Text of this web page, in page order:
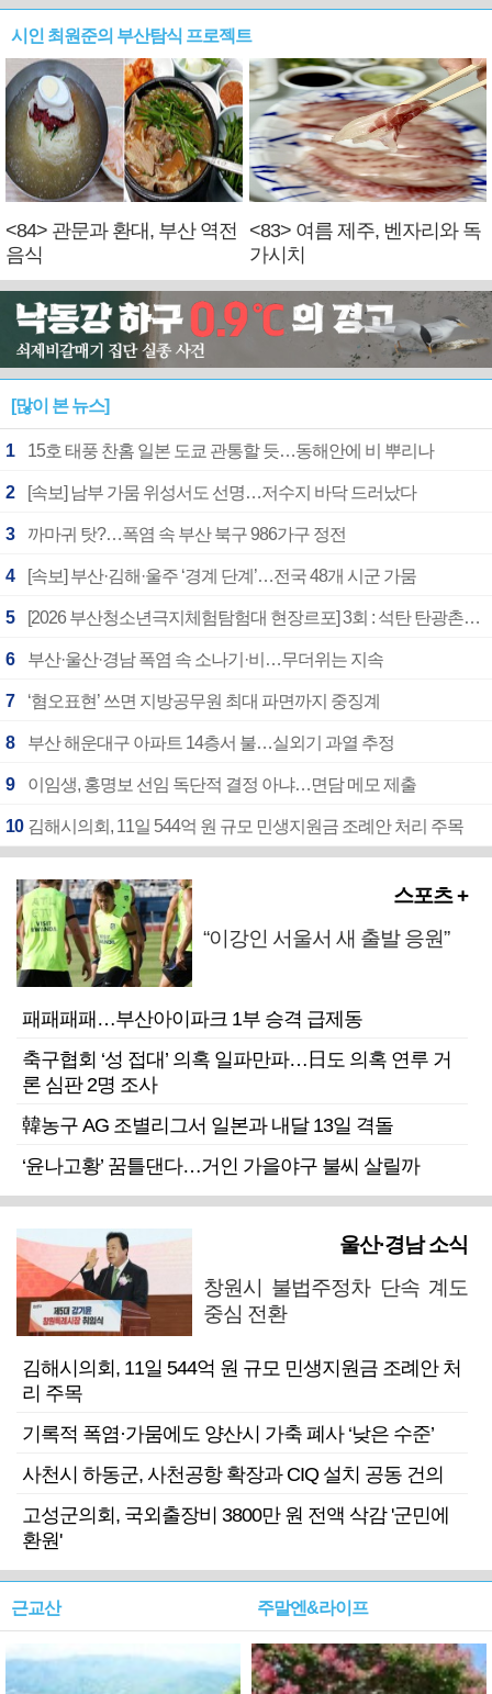
시인 최원준의 부산탐식 프로젝트
<84> 관문과 환대, 부산 역전
음식
<83> 여름 제주, 벤자리와 독
가시치
[많이 본 뉴스]
1 15호 태풍 찬홈 일본 도쿄 관통할 듯…동해안에 비 뿌리나
2 [속보] 남부 가뭄 위성서도 선명…저수지 바닥 드러났다
3 까마귀 탓?…폭염 속 부산 북구 986가구 정전
4 [속보] 부산·김해·울주 ‘경계 단계’…전국 48개 시군 가뭄
5 [2026 부산청소년극지체험탐험대 현장르포] 3회 : 석탄 탄광촌에서 북극 연구의 중심지로
6 부산·울산·경남 폭염 속 소나기·비…무더위는 지속
7 ‘혐오표현’ 쓰면 지방공무원 최대 파면까지 중징계
8 부산 해운대구 아파트 14층서 불…실외기 과열 추정
9 이임생, 홍명보 선임 독단적 결정 아냐…면담 메모 제출
10 김해시의회, 11일 544억 원 규모 민생지원금 조례안 처리 주목
스포츠 +
“이강인 서울서 새 출발 응원”
패패패패…부산아이파크 1부 승격 급제동
축구협회 ‘성 접대’ 의혹 일파만파…日도 의혹 연루 거
론 심판 2명 조사
韓농구 AG 조별리그서 일본과 내달 13일 격돌
‘윤나고황’ 꿈틀댄다…거인 가을야구 불씨 살릴까
울산·경남 소식
창원시 불법주정차 단속 계도
중심 전환
김해시의회, 11일 544억 원 규모 민생지원금 조례안 처
리 주목
기록적 폭염·가뭄에도 양산시 가축 폐사 ‘낮은 수준’
사천시 하동군, 사천공항 확장과 CIQ 설치 공동 건의
고성군의회, 국외출장비 3800만 원 전액 삭감 '군민에
환원'
근교산 주말엔&라이프